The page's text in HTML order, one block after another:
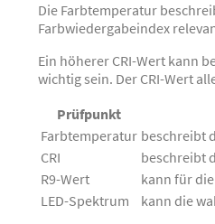
Die Farbtemperatur
Farbwiedergabeindex
Ein höherer CRI-Wert kann
wichtig sein. Der CRI-Wert
Prüfpunkt
Farbtemperatur beschreibt
CRI
beschreibt
R9-Wert
kann für
LED-Spektrum
kann die